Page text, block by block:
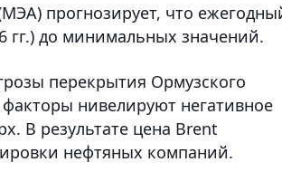
прогнозирует, что
гг.) до минимальных значений.
перекрытия Ормузского
нивелируют негативное
В результате цена Brent
нефтяных компаний.